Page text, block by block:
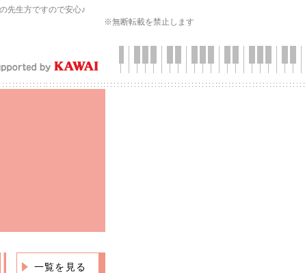
の先生方ですので安心♪
※無断転載を禁止します
一覧を見る